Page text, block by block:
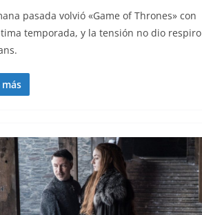
pasada volvió «Game of Thrones» con
temporada, y la tensión no dio respiro